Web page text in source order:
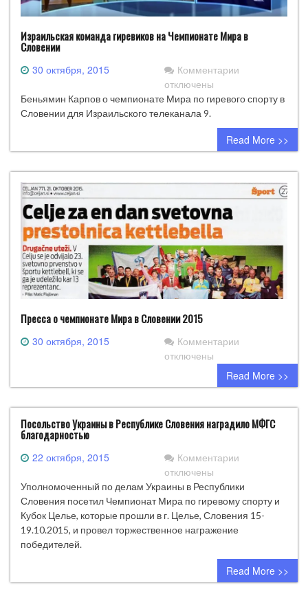
Израильская команда гиревиков на Чемпионате Мира в
Словении
30 октября, 2015 Комментарии
Израильская
гиревиков
на
Чемпионате
Мира
в
Словении
отключены
Беньямин Карпов о чемпионате Мира по гиревого спорту в
Словении для Израильского телеканала 9.
Read More >>
Пресса о чемпионате Мира в Словении 2015
30 октября, 2015 Комментарии
Пресса
о
Мира
в
отключены
Read More >>
Посольство Украины в Республике Словения наградило МФГС
благодарностью
22 октября, 2015 Комментарии
Посольство
Украины
в
наградило
МФГС
отключены
Уполномоченный по делам Украины в Республики
Словения посетил Чемпионат Мира по гиревому спорту и
Кубок Целье, которые прошли в г. Целье, Словения 15-
19.10.2015, и провел торжественное награжение
победителей.
Read More >>